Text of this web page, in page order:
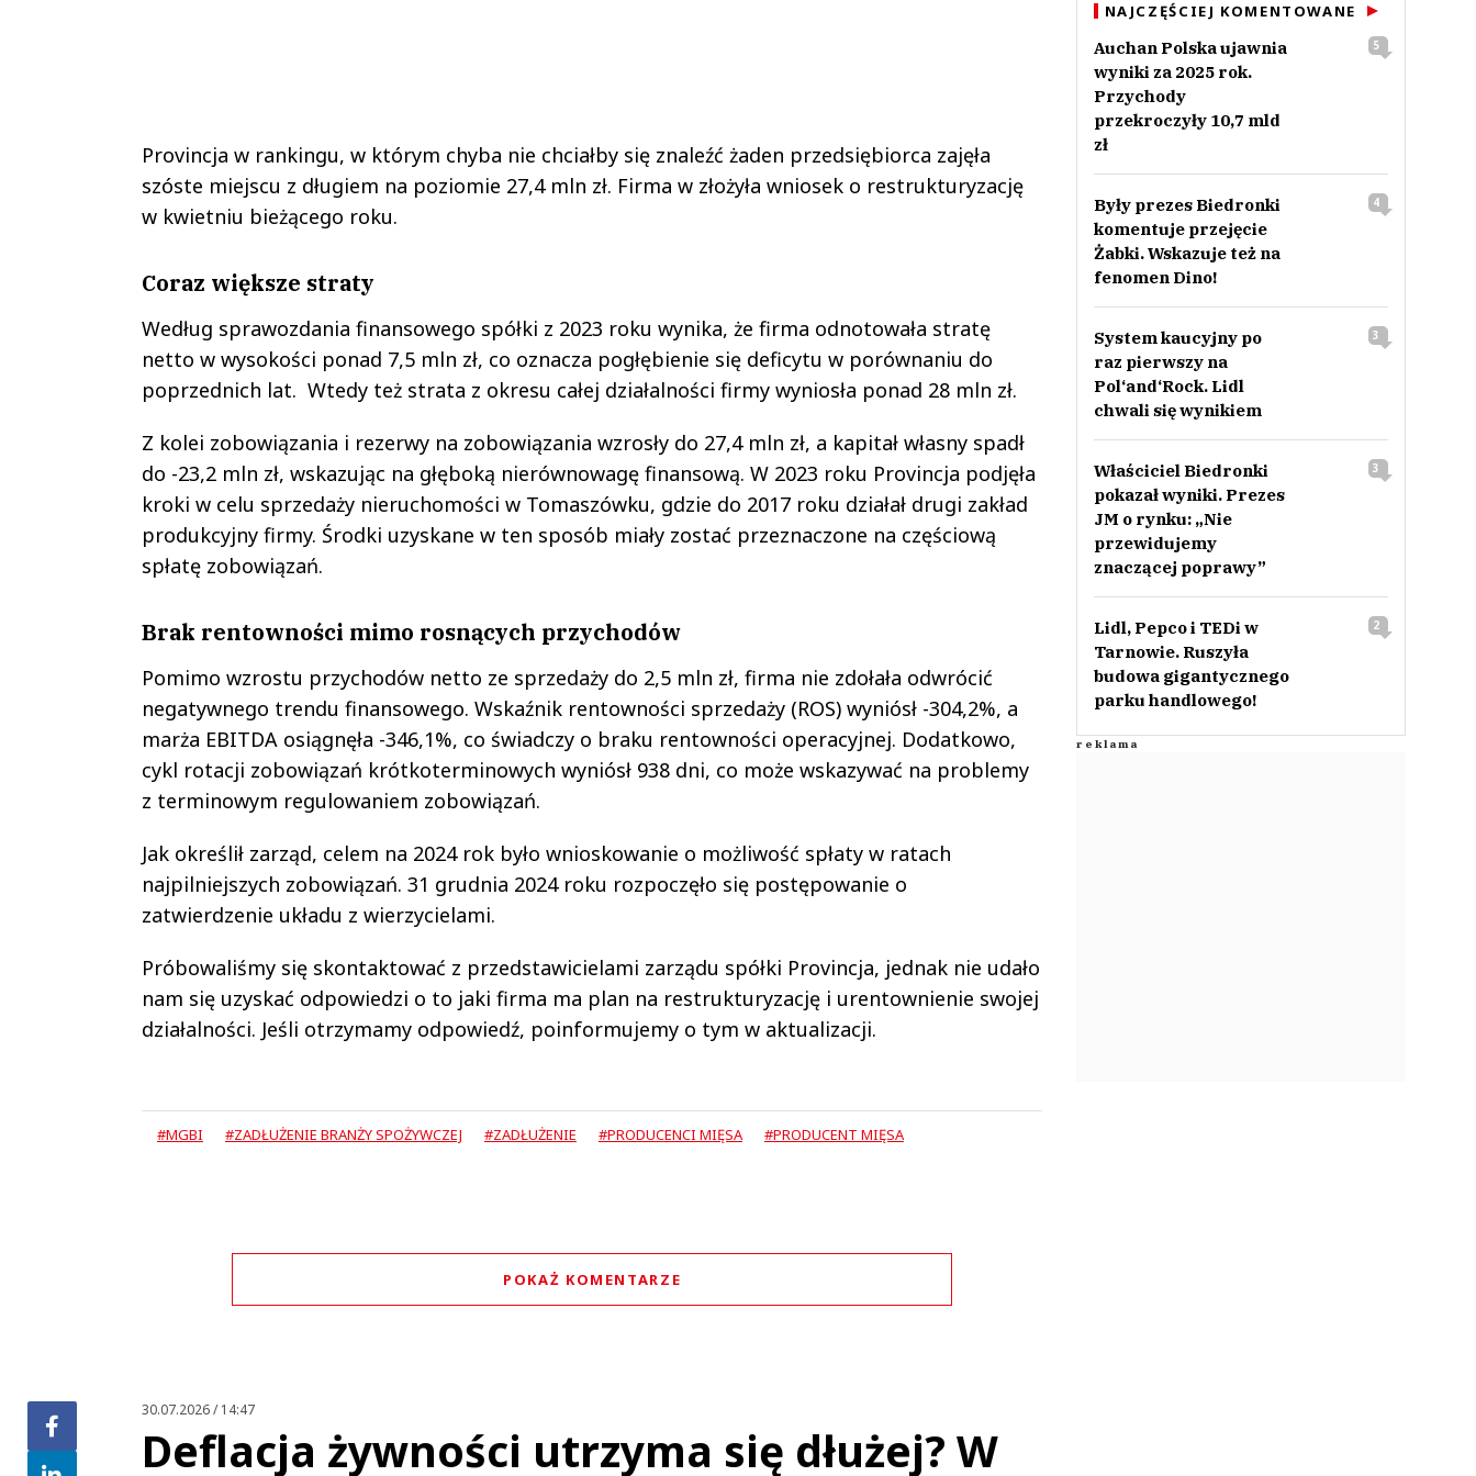
Provincja w rankingu, w którym chyba nie chciałby się znaleźć żaden przedsiębiorca zajęła
szóste miejscu z długiem na poziomie 27,4 mln zł. Firma w złożyła wniosek o restrukturyzację
w kwietniu bieżącego roku.
Coraz większe straty
Według sprawozdania finansowego spółki z 2023 roku wynika, że firma odnotowała stratę
netto w wysokości ponad 7,5 mln zł, co oznacza pogłębienie się deficytu w porównaniu do
poprzednich lat. Wtedy też strata z okresu całej działalności firmy wyniosła ponad 28 mln zł.
Z kolei zobowiązania i rezerwy na zobowiązania wzrosły do 27,4 mln zł, a kapitał własny spadł
do -23,2 mln zł, wskazując na głęboką nierównowagę finansową. W 2023 roku Provincja podjęła
kroki w celu sprzedaży nieruchomości w Tomaszówku, gdzie do 2017 roku działał drugi zakład
produkcyjny firmy. Środki uzyskane w ten sposób miały zostać przeznaczone na częściową
spłatę zobowiązań.
Brak rentowności mimo rosnących przychodów
Pomimo wzrostu przychodów netto ze sprzedaży do 2,5 mln zł, firma nie zdołała odwrócić
negatywnego trendu finansowego. Wskaźnik rentowności sprzedaży (ROS) wyniósł -304,2%, a
marża EBITDA osiągnęła -346,1%, co świadczy o braku rentowności operacyjnej. Dodatkowo,
cykl rotacji zobowiązań krótkoterminowych wyniósł 938 dni, co może wskazywać na problemy
z terminowym regulowaniem zobowiązań.
Jak określił zarząd, celem na 2024 rok było wnioskowanie o możliwość spłaty w ratach
najpilniejszych zobowiązań. 31 grudnia 2024 roku rozpoczęło się postępowanie o
zatwierdzenie układu z wierzycielami.
Próbowaliśmy się skontaktować z przedstawicielami zarządu spółki Provincja, jednak nie udało
nam się uzyskać odpowiedzi o to jaki firma ma plan na restrukturyzację i urentownienie swojej
działalności. Jeśli otrzymamy odpowiedź, poinformujemy o tym w aktualizacji.
#MGBI #ZADŁUŻENIE BRANŻY SPOŻYWCZEJ #ZADŁUŻENIE #PRODUCENCI MIĘSA #PRODUCENT MIĘSA
POKAŻ KOMENTARZE
NAJCZĘŚCIEJ KOMENTOWANE
Auchan Polska ujawnia
wyniki za 2025 rok.
Przychody
przekroczyły 10,7 mld
zł
5
Były prezes Biedronki
komentuje przejęcie
Żabki. Wskazuje też na
fenomen Dino!
4
System kaucyjny po
raz pierwszy na
Pol‘and‘Rock. Lidl
chwali się wynikiem
3
Właściciel Biedronki
pokazał wyniki. Prezes
JM o rynku: „Nie
przewidujemy
znaczącej poprawy”
3
Lidl, Pepco i TEDi w
Tarnowie. Ruszyła
budowa gigantycznego
parku handlowego!
2
30.07.2026 / 14:47
Deflacja żywności utrzyma się dłużej? W